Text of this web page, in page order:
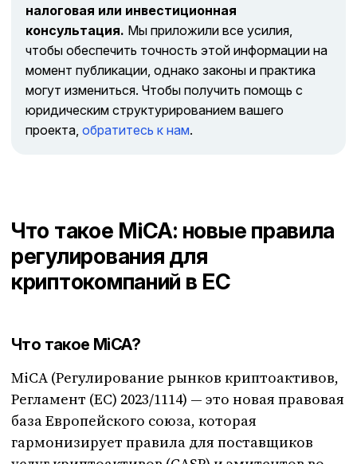
налоговая или инвестиционная
консультация. Мы приложили все усилия,
чтобы обеспечить точность этой информации на
момент публикации, однако законы и практика
могут измениться. Чтобы получить помощь с
юридическим структурированием вашего
проекта, обратитесь к нам.
Что такое MiCA: новые правила
регулирования для
криптокомпаний в ЕС
Что такое MiCA?
MiCA (Регулирование рынков криптоактивов,
Регламент (ЕС) 2023/1114) — это новая правовая
база Европейского союза, которая
гармонизирует правила для поставщиков